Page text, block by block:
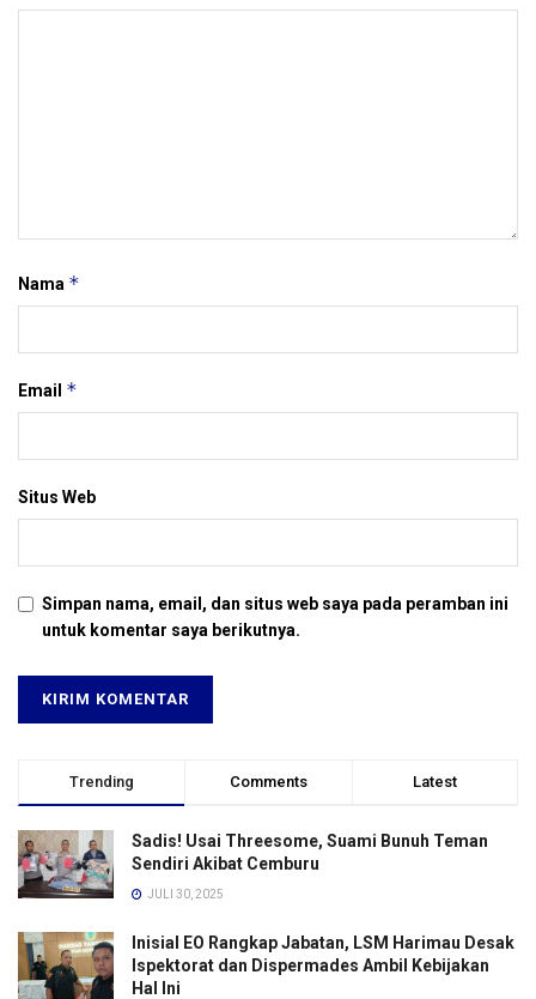
Nama *
Email *
Situs Web
Simpan nama, email, dan situs web saya pada peramban ini
untuk komentar saya berikutnya.
Trending Comments Latest
Sadis! Usai Threesome, Suami Bunuh Teman
Sendiri Akibat Cemburu
JULI 30, 2025
Inisial EO Rangkap Jabatan, LSM Harimau Desak
Ispektorat dan Dispermades Ambil Kebijakan
Hal Ini